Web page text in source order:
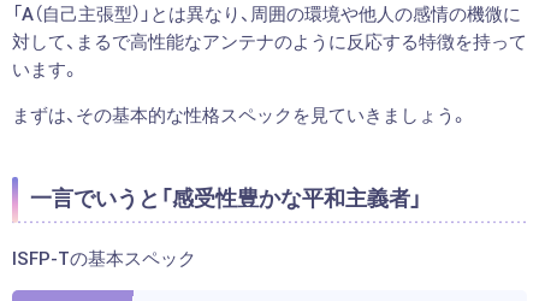
「A（自己主張型）」とは異なり、周囲の環境や他人の感情の機微に
対して、まるで高性能なアンテナのように反応する特徴を持って
います。
まずは、その基本的な性格スペックを見ていきましょう。
一言でいうと「感受性豊かな平和主義者」
ISFP-Tの基本スペック